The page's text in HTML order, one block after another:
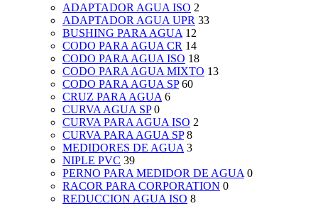
ADAPTADOR AGUA ISO 2
ADAPTADOR AGUA UPR 33
BUSHING PARA AGUA 12
CODO PARA AGUA CR 14
CODO PARA AGUA ISO 18
CODO PARA AGUA MIXTO 13
CODO PARA AGUA SP 60
CRUZ PARA AGUA 6
CURVA AGUA SP 0
CURVA PARA AGUA ISO 2
CURVA PARA AGUA SP 8
MEDIDORES DE AGUA 3
NIPLE PVC 39
PERNO PARA MEDIDOR DE AGUA 0
RACOR PARA CORPORATION 0
REDUCCION AGUA ISO 8